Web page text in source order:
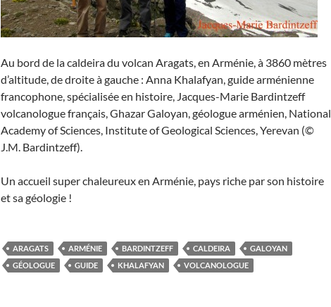
Au bord de la caldeira du volcan Aragats, en Arménie, à 3860 mètres
d’altitude, de droite à gauche : Anna Khalafyan, guide arménienne
francophone, spécialisée en histoire, Jacques-Marie Bardintzeff
volcanologue français, Ghazar Galoyan, géologue arménien, National
Academy of Sciences, Institute of Geological Sciences, Yerevan (©
J.M. Bardintzeff).
Un accueil super chaleureux en Arménie, pays riche par son histoire
et sa géologie !
ARAGATS ARMÉNIE BARDINTZEFF CALDEIRA
GALOYAN
GÉOLOGUE
GUIDE KHALAFYAN VOLCANOLOGUE